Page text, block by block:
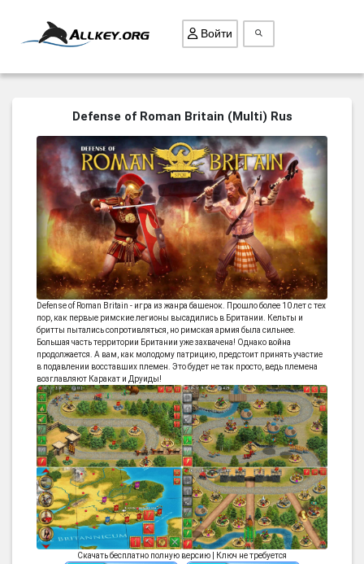
ВСЕ ИГРЫ
ПОИСК ПРЕДМЕТОВ
ГОЛОВОЛОМКИ
БИЗНЕС
ТРИ-В-РЯД
СТРАТЕГИИ
СТРЕЛЯЛКИ
КВЕСТ
КАК СКАЧАТЬ
НОВОСТИ
Войти
Defense of Roman Britain (Multi) Rus
Defense of Roman Britain - игра из жанра башенок. Прошло более 10 лет с тех
пор, как первые римские легионы высадились в Британии. Кельты и
бритты пытались сопротивляться, но римская армия была сильнее.
Большая часть территории Британии уже захвачена! Однако война
продолжается. А вам, как молодому патрицию, предстоит принять участие
в подавлении восставших племен. Это будет не так просто, ведь племена
возглавляют Каракат и Друиды!
Скачать бесплатно полную версию | Ключ не требуется